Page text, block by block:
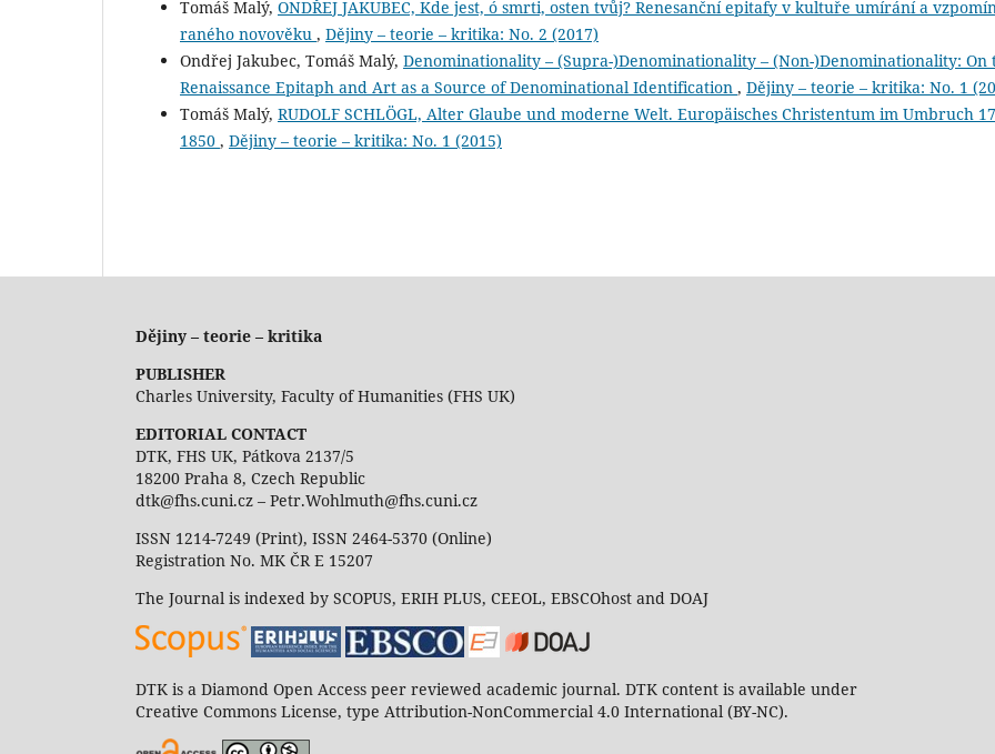
Tomáš Malý, ONDŘEJ JAKUBEC, Kde jest, ó smrti, osten tvůj? Renesanční epitafy v kultuře umírání a
raného novověku , Dějiny – teorie – kritika: No. 2 (2017)
Ondřej Jakubec, Tomáš Malý, Denominationality – (Supra-)Denominationality – (Non-)Denominationality: On
Renaissance Epitaph and Art as a Source of Denominational Identification , Dějiny – teorie – kritika: No. 1
Tomáš Malý, RUDOLF SCHLÖGL, Alter Glaube und moderne Welt. Europäisches Christentum im Umbruch
1850 , Dějiny – teorie – kritika: No. 1 (2015)
Dějiny – teorie – kritika
PUBLISHER
Charles University, Faculty of Humanities (FHS UK)
EDITORIAL CONTACT
DTK, FHS UK, Pátkova 2137/5
18200 Praha 8, Czech Republic
dtk@fhs.cuni.cz – Petr.Wohlmuth@fhs.cuni.cz
ISSN 1214-7249 (Print), ISSN 2464-5370 (Online)
Registration No. MK ČR E 15207
The Journal is indexed by SCOPUS, ERIH PLUS, CEEOL, EBSCOhost and DOAJ
DTK is a Diamond Open Access peer reviewed academic journal. DTK content is available under
Creative Commons License, type Attribution-NonCommercial 4.0 International (BY-NC).